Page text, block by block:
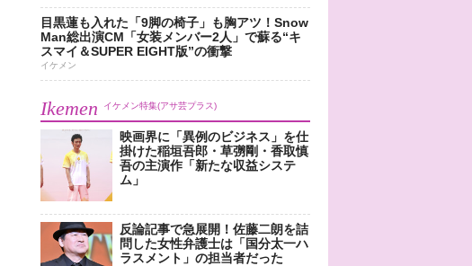
目黒蓮も入れた「9脚の椅子」も胸アツ！Snow
Man総出演CM「女装メンバー2人」で蘇る“キ
スマイ＆SUPER EIGHT版”の衝撃
イケメン
Ikemen イケメン特集(アサ芸プラス)
映画界に「異例のビジネス」を仕
掛けた稲垣吾郎・草彅剛・香取慎
吾の主演作「新たな収益システ
ム」
反論記事で急展開！佐藤二朗を詰
問した女性弁護士は「国分太一ハ
ラスメント」の担当者だった